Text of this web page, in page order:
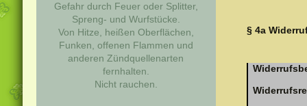
§ 4a
Gefahr durch Feuer oder Splitter,
Spreng- und Wurfstücke.
Von Hitze, heißen Oberflächen,
Funken, offenen Flammen und
anderen Zündquellenarten
fernhalten.
Nicht rauchen.